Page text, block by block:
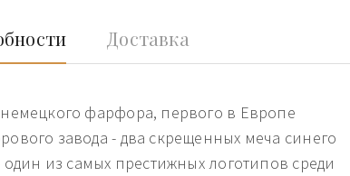
Доставка
фарфора, первого в Европе
завода - два скрещенных меча синего
один из самых престижных логотипов среди